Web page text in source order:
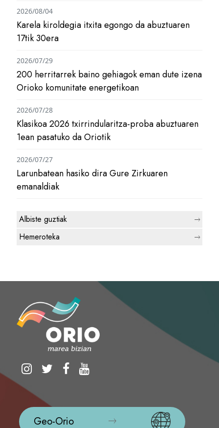
Karela kiroldegia itxita egongo da abuztuaren
17tik 30era
2026/08/04
200 herritarrek baino gehiagok eman dute izena
Orioko komunitate energetikoan
2026/07/29
Klasikoa 2026 txirrindularitza-proba abuztuaren
1ean pasatuko da Oriotik
2026/07/28
Larunbatean hasiko dira Gure Zirkuaren
emanaldiak
2026/07/27
Albiste guztiak
Hemeroteka
Geo-Orio